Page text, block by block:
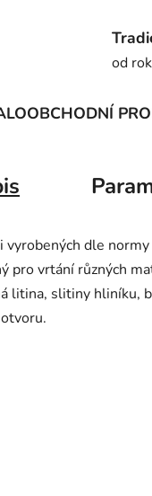
od
vyrobených dle
pro vrtání různých
litina, slitiny hliníku,